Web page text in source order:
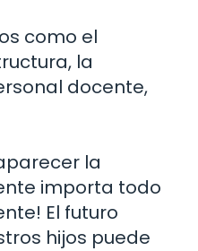
como el
la
docente,
la
importa todo
El futuro
hijos puede